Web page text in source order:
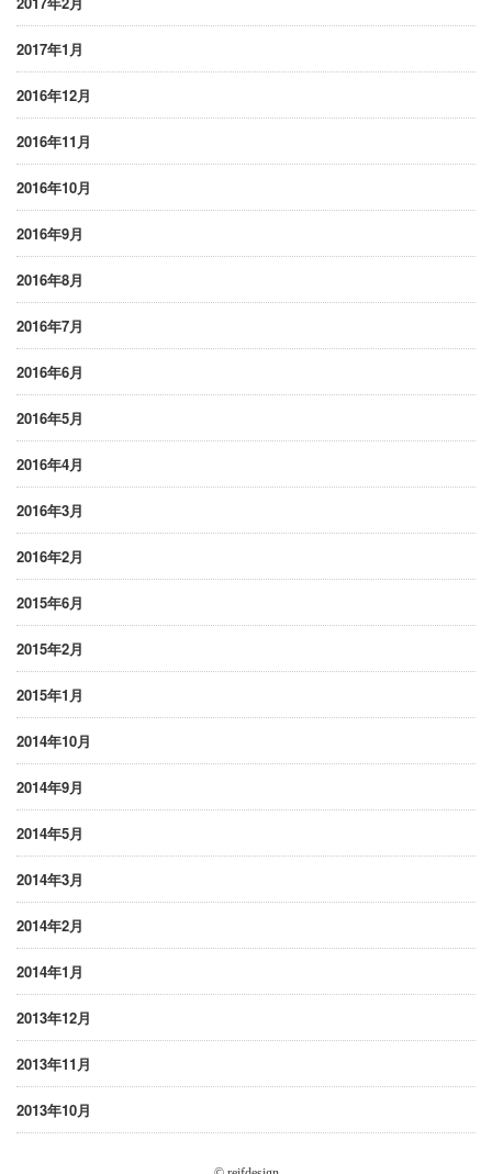
2017年1月
2016年12月
2016年11月
2016年10月
2016年9月
2016年8月
2016年7月
2016年6月
2016年5月
2016年4月
2016年3月
2016年2月
2015年6月
2015年2月
2015年1月
2014年10月
2014年9月
2014年5月
2014年3月
2014年2月
2014年1月
2013年12月
2013年11月
2013年10月